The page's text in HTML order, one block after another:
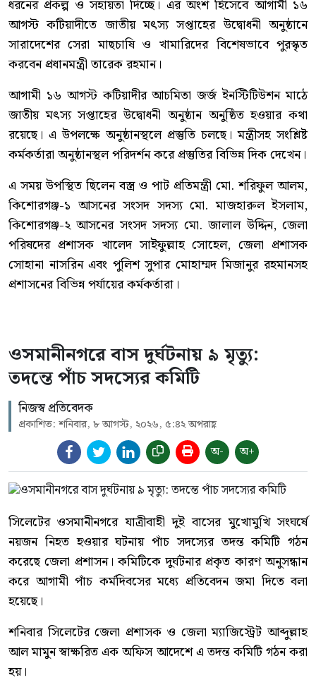
ধরনের প্রকল্প ও সহায়তা দিচ্ছে। এর অংশ হিসেবে আগামী ১৬
আগস্ট কটিয়াদীতে জাতীয় মৎস্য সপ্তাহের উদ্বোধনী অনুষ্ঠানে
সারাদেশের সেরা মাছচাষি ও খামারিদের বিশেষভাবে পুরস্কৃত
করবেন প্রধানমন্ত্রী তারেক রহমান।
আগামী ১৬ আগস্ট কটিয়াদীর আচমিতা জর্জ ইনস্টিটিউশন মাঠে
জাতীয় মৎস্য সপ্তাহের উদ্বোধনী অনুষ্ঠান অনুষ্ঠিত হওয়ার কথা
রয়েছে। এ উপলক্ষে অনুষ্ঠানস্থলে প্রস্তুতি চলছে। মন্ত্রীসহ সংশ্লিষ্ট
কর্মকর্তারা অনুষ্ঠানস্থল পরিদর্শন করে প্রস্তুতির বিভিন্ন দিক দেখেন।
এ সময় উপস্থিত ছিলেন বস্ত্র ও পাট প্রতিমন্ত্রী মো. শরিফুল আলম,
কিশোরগঞ্জ-১ আসনের সংসদ সদস্য মো. মাজহারুল ইসলাম,
কিশোরগঞ্জ-২ আসনের সংসদ সদস্য মো. জালাল উদ্দিন, জেলা
পরিষদের প্রশাসক খালেদ সাইফুল্লাহ সোহেল, জেলা প্রশাসক
সোহানা নাসরিন এবং পুলিশ সুপার মোহাম্মদ মিজানুর রহমানসহ
প্রশাসনের বিভিন্ন পর্যায়ের কর্মকর্তারা।
ওসমানীনগরে বাস দুর্ঘটনায় ৯ মৃত্যু:
তদন্তে পাঁচ সদস্যের কমিটি
নিজস্ব প্রতিবেদক
প্রকাশিত: শনিবার, ৮ আগস্ট, ২০২৬, ৫:৪২ অপরাহ্ণ
অ- অ+
সিলেটের ওসমানীনগরে যাত্রীবাহী দুই বাসের মুখোমুখি সংঘর্ষে
নয়জন নিহত হওয়ার ঘটনায় পাঁচ সদস্যের তদন্ত কমিটি গঠন
করেছে জেলা প্রশাসন। কমিটিকে দুর্ঘটনার প্রকৃত কারণ অনুসন্ধান
করে আগামী পাঁচ কর্মদিবসের মধ্যে প্রতিবেদন জমা দিতে বলা
হয়েছে।
শনিবার সিলেটের জেলা প্রশাসক ও জেলা ম্যাজিস্ট্রেট আব্দুল্লাহ
আল মামুন স্বাক্ষরিত এক অফিস আদেশে এ তদন্ত কমিটি গঠন করা
হয়।